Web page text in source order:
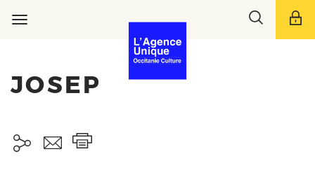
Toggle
JOSEP